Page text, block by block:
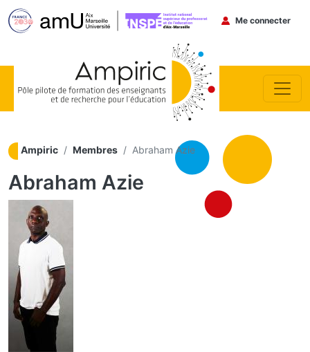
Menu du
Me connecter
Ampiric Membres Abraham Azie
Abraham Azie